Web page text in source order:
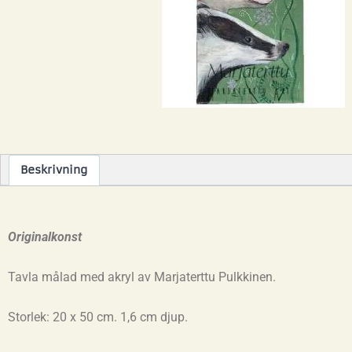
Beskrivning
Originalkonst
Tavla målad med akryl av Marjaterttu Pulkkinen.
Storlek: 20 x 50 cm. 1,6 cm djup.